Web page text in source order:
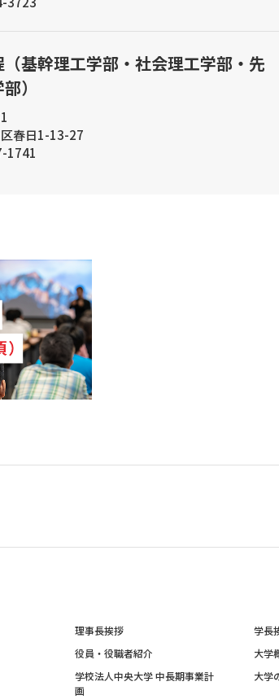
基幹理工学部・社会理工学部・先
）
春日1-13-27
1741
理事長挨拶 学長
役員・役職者紹介
大学
学校法人中央大学 中長期事業計
画
大学